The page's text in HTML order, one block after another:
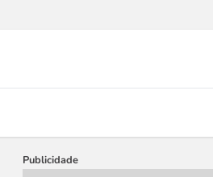
Publicidade